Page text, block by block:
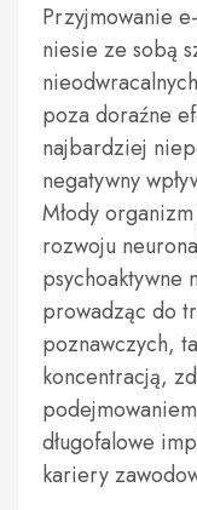
Przyjmowanie
niesie ze sobą
poza doraźne
najbardziej
negatywny
Młody
rozwoju
psychoaktywne
prowadząc do
poznawczych,
koncentracją,
długofalowe
kariery